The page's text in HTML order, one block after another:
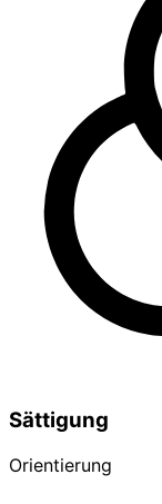
Sättigung
Orientierung